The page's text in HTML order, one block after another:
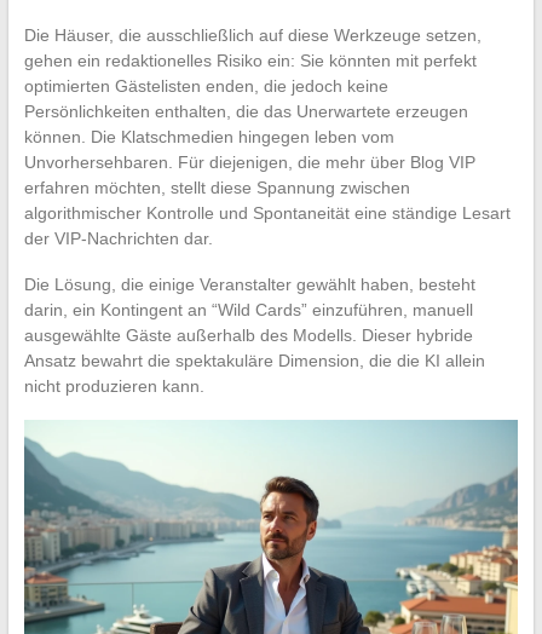
Die Häuser, die ausschließlich auf diese Werkzeuge setzen,
gehen ein redaktionelles Risiko ein: Sie könnten mit perfekt
optimierten Gästelisten enden, die jedoch keine
Persönlichkeiten enthalten, die das Unerwartete erzeugen
können. Die Klatschmedien hingegen leben vom
Unvorhersehbaren. Für diejenigen, die mehr über Blog VIP
erfahren möchten, stellt diese Spannung zwischen
algorithmischer Kontrolle und Spontaneität eine ständige Lesart
der VIP-Nachrichten dar.
Die Lösung, die einige Veranstalter gewählt haben, besteht
darin, ein Kontingent an “Wild Cards” einzuführen, manuell
ausgewählte Gäste außerhalb des Modells. Dieser hybride
Ansatz bewahrt die spektakuläre Dimension, die die KI allein
nicht produzieren kann.